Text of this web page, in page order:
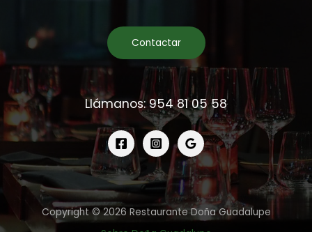
Contactar
Llámanos: 954 81 05 58
Copyright © 2026 Restaurante Doña Guadalupe